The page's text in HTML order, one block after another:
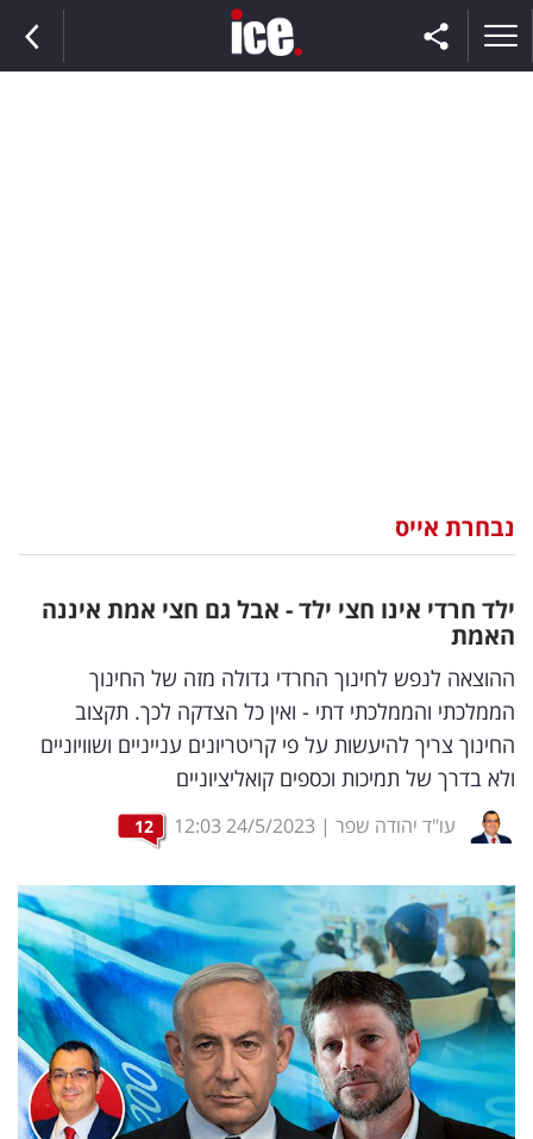
וצרכנות
דיגיטל
וטק
שיווק
ופרסום
משפט
ומחקרים
דעות
רכילות
עסקית
קריפטו
נבחרת אייס
ילד חרדי אינו חצי ילד - אבל גם חצי אמת איננה
האמת
ההוצאה לנפש לחינוך החרדי גדולה מזה של החינוך
הממלכתי והממלכתי דתי - ואין כל הצדקה לכך. תקצוב
החינוך צריך להיעשות על פי קריטריונים ענייניים ושוויוניים
ולא בדרך של תמיכות וכספים קואליציוניים
עו"ד יהודה שפר |
24/5/2023
12:03
12